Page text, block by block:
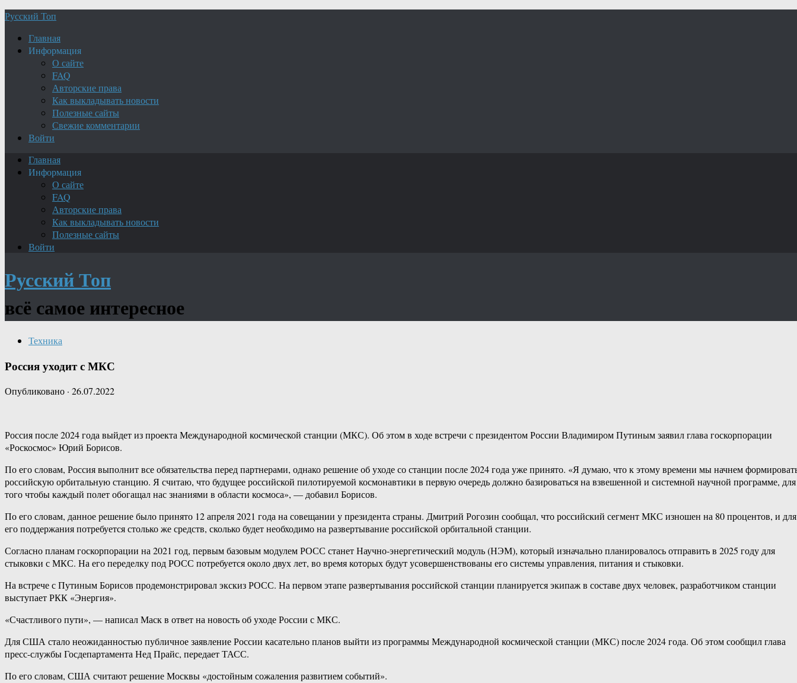
Русский Топ
Главная
Информация
О сайте
FAQ
Авторские права
Как выкладывать новости
Полезные сайты
Свежие комментарии
Войти
Главная
Информация
О сайте
FAQ
Авторские права
Как выкладывать новости
Полезные сайты
Войти
Русский Топ
всё самое интересное
Техника
Россия уходит с МКС
Опубликовано · 26.07.2022
Россия после 2024 года выйдет из проекта Международной космической станции (МКС). Об этом в ходе встречи с президентом России Владимиром Путиным заявил глава госкорпорации
«Роскосмос» Юрий Борисов.
По его словам, Россия выполнит все обязательства перед партнерами, однако решение об уходе со станции после 2024 года уже принято. «Я думаю, что к этому времени мы начнем
российскую орбитальную станцию. Я считаю, что будущее российской пилотируемой космонавтики в первую очередь должно базироваться на взвешенной и системной научной программе, для
того чтобы каждый полет обогащал нас знаниями в области космоса», — добавил Борисов.
По его словам, данное решение было принято 12 апреля 2021 года на совещании у президента страны. Дмитрий Рогозин сообщал, что российский сегмент МКС изношен на 80 процентов, и для
его поддержания потребуется столько же средств, сколько будет необходимо на развертывание российской орбитальной станции.
Согласно планам госкорпорации на 2021 год, первым базовым модулем РОСС станет Научно-энергетический модуль (НЭМ), который изначально планировалось отправить в 2025 году для
стыковки с МКС. На его переделку под РОСС потребуется около двух лет, во время которых будут усовершенствованы его системы управления, питания и стыковки.
На встрече с Путиным Борисов продемонстрировал экскиз РОСС. На первом этапе развертывания российской станции планируется экипаж в составе двух человек, разработчиком станции
выступает РКК «Энергия».
«Счастливого пути», — написал Маск в ответ на новость об уходе России с МКС.
Для США стало неожиданностью публичное заявление России касательно планов выйти из программы Международной космической станции (МКС) после 2024 года. Об этом сообщил глава
пресс-службы Госдепартамента Нед Прайс, передает ТАСС.
По его словам, США считают решение Москвы «достойным сожаления развитием событий».